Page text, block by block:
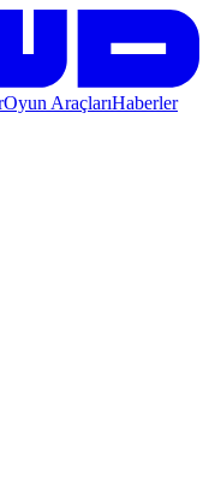
Oyun AraçlarıHaberler